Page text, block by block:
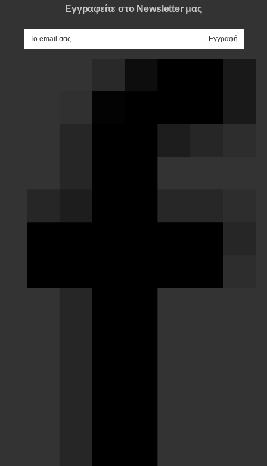
Εγγραφείτε στο Newsletter μας
e-mail